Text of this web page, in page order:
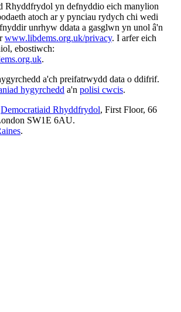
Rhyddfrydol yn defnyddio eich manylion
atoch ar y pynciau rydych chi wedi
unrhyw ddata a gasglwn yn unol â'n
www.libdems.org.uk/privacy. I arfer eich
ebostiwch:
.
a'ch preifatrwydd data o ddifrif.
hygyrchedd a'n polisi cwcis.
Democratiaid Rhyddfrydol, First Floor, 66
SW1E 6AU.
.